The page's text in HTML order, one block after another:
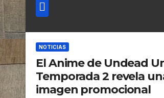
NOTICIAS
El Anime de Undead
Temporada 2 revela
imagen promocional